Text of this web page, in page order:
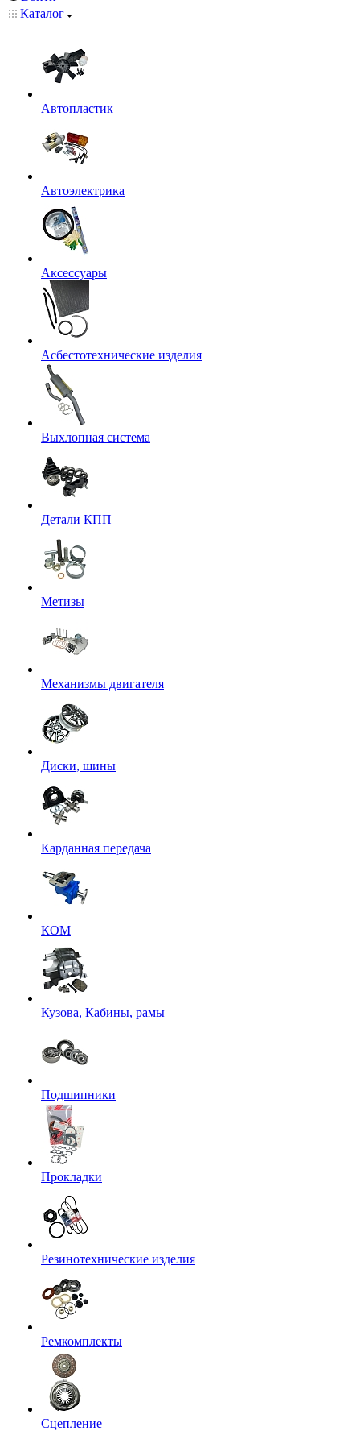
Каталог
Автопластик
Автоэлектрика
Аксессуары
Асбестотехнические изделия
Выхлопная система
Детали КПП
Метизы
Механизмы двигателя
Диски, шины
Карданная передача
КОМ
Кузова, Кабины, рамы
Подшипники
Прокладки
Резинотехнические изделия
Ремкомплекты
Сцепление